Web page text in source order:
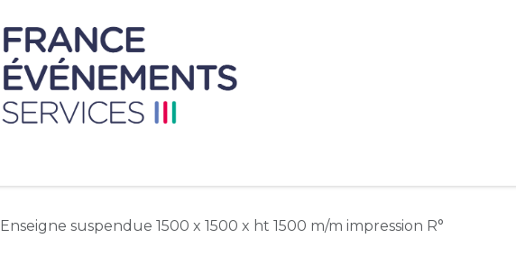
Enseigne suspendue 1500 x 1500 x ht 1500 m/m impression R°